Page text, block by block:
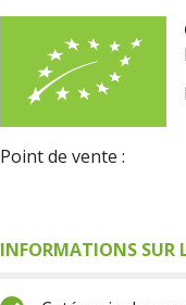
Point de vente :
INFORMATIONS SUR